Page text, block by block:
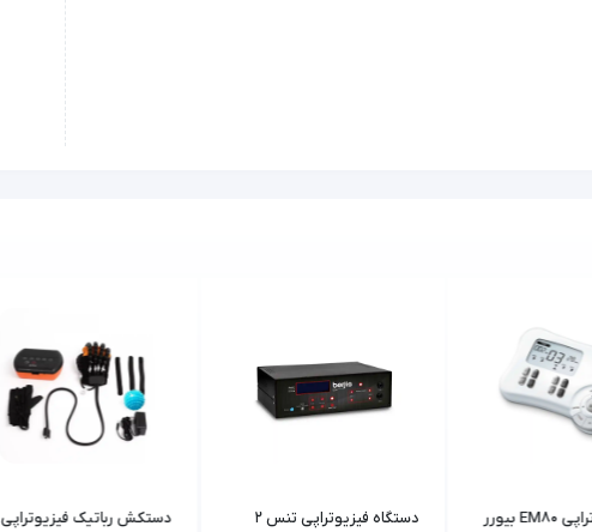
تنس فیزیوتراپی EM80 بیورر
دستگاه فیزیوتراپی تنس ۲
دستکش رباتیک فیزیوتراپی